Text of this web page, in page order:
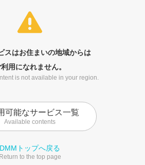
スはお住まいの地域からは
用になれません。
is not available in your region.
可能なサービス一覧
Available contents
DMMトップへ戻る
Return to the top page